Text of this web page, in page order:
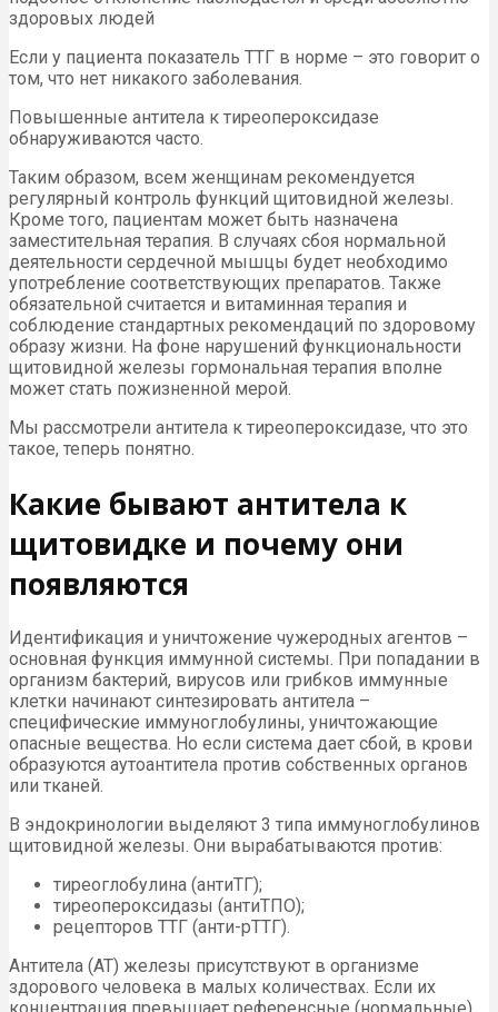
здоровых людей
Если у пациента показатель ТТГ в норме – это говорит о
том, что нет никакого заболевания.
Повышенные антитела к тиреопероксидазе
обнаруживаются часто.
Таким образом, всем женщинам рекомендуется
регулярный контроль функций щитовидной железы.
Кроме того, пациентам может быть назначена
заместительная терапия. В случаях сбоя нормальной
деятельности сердечной мышцы будет необходимо
употребление соответствующих препаратов. Также
обязательной считается и витаминная терапия и
соблюдение стандартных рекомендаций по здоровому
образу жизни. На фоне нарушений функциональности
щитовидной железы гормональная терапия вполне
может стать пожизненной мерой.
Мы рассмотрели антитела к тиреопероксидазе, что это
такое, теперь понятно.
Какие бывают антитела к
щитовидке и почему они
появляются
Идентификация и уничтожение чужеродных агентов –
основная функция иммунной системы. При попадании в
организм бактерий, вирусов или грибков иммунные
клетки начинают синтезировать антитела –
специфические иммуноглобулины, уничтожающие
опасные вещества. Но если система дает сбой, в крови
образуются аутоантитела против собственных органов
или тканей.
В эндокринологии выделяют 3 типа иммуноглобулинов
щитовидной железы. Они вырабатываются против:
тиреоглобулина (антиТГ);
тиреопероксидазы (антиТПО);
рецепторов ТТГ (анти-рТТГ).
Антитела (АТ) железы присутствуют в организме
здорового человека в малых количествах. Если их